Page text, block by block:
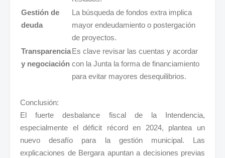
Gestión de
deuda
La búsqueda de fondos extra implica
mayor endeudamiento o postergación
de proyectos.
Transparencia
y negociación
Es clave revisar las cuentas y acordar
con la Junta la forma de financiamiento
para evitar mayores desequilibrios.
Conclusión:
El fuerte desbalance fiscal de la Intendencia,
especialmente el déficit récord en 2024, plantea un
nuevo desafío para la gestión municipal. Las
explicaciones de Bergara apuntan a decisiones previas